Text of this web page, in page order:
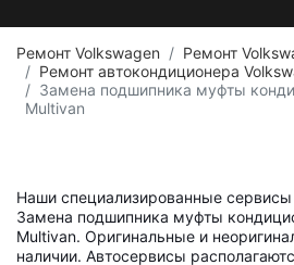
Ремонт Volkswagen
Ремонт
Ремонт автокондиционера
Замена подшипника муфты
Multivan
Наши специализированные сервисы
Замена подшипника муфты
Multivan. Оригинальные и
наличии. Автосервисы